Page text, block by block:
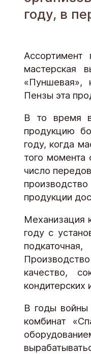
году, в
мастерская
«Пуншевая»,
Пензы эта
В то время
продукцию
году, когда
того
число
продукции
Механизация
году с
качество,
кондитерских
В годы войны
комбинат